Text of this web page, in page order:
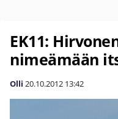
EK11:
nimeämään
Olli 20.10.2012 13:42